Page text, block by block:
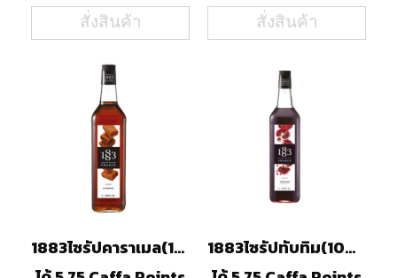
สั่งสินค้า สั่งสินค้า
1883ไซรัปคาราเมล(1000ml)
1883ไซรัปทับทิม(1000ml)